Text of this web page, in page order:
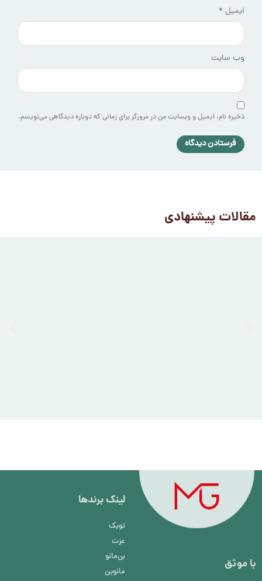
ایمیل *
وب‌ سایت
ذخیره نام، ایمیل و وبسایت من در مرورگر برای زمانی که دوباره دیدگاهی می‌نویسم.
مقالات پیشنهادی
با موثق
لینک برند‌ها
توبک
عزت
بن‌مانو
مانوین